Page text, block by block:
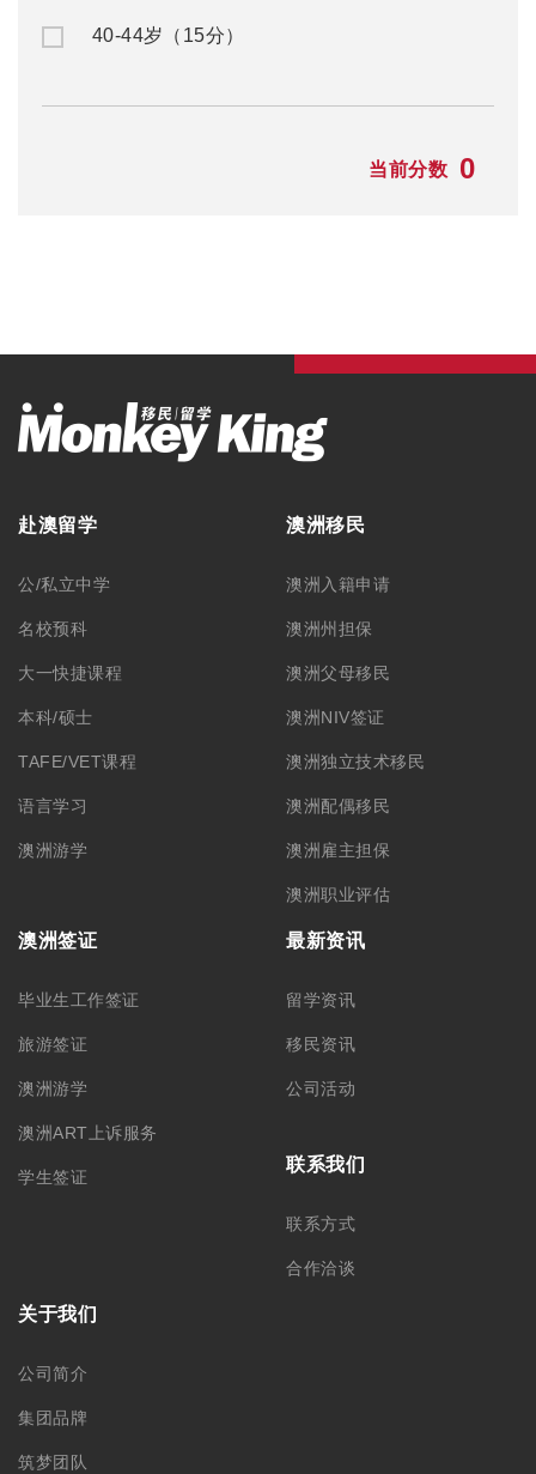
40-44岁（15分）
当前分数 0
赴澳留学
公/私立中学
名校预科
大一快捷课程
本科/硕士
TAFE/VET课程
语言学习
澳洲游学
澳洲移民
澳洲入籍申请
澳洲州担保
澳洲父母移民
澳洲NIV签证
澳洲独立技术移民
澳洲配偶移民
澳洲雇主担保
澳洲职业评估
澳洲签证
毕业生工作签证
旅游签证
澳洲游学
澳洲ART上诉服务
学生签证
最新资讯
留学资讯
移民资讯
公司活动
联系我们
联系方式
合作洽谈
关于我们
公司简介
集团品牌
筑梦团队